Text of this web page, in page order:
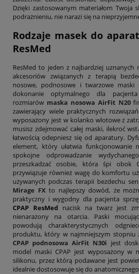
Dzięki zastosowanym materiałom Twoja
podrażnieniu, nie narazi się na
Rodzaje masek do
ResMed
ResMed to jeden z najbardziej
akcesoriów związanych z terapią
nosowe, podnosowe i twarzowe maski
dokonanie optymalnego dla
rozmiarów maska nosowa AirFit N20
zawierający wiele praktycznych
wyposażony jest w kolanko wlotowe z
musisz zdejmować całej maski, ilekroć
łatwością odepniesz się od aparatury.
element, który ułatwia funkcjonowanie
spokojne odprowadzanie
przeszkadzać osobie, która śpi obok
przywiązuje również wagę do komfortu
używanych podczas terapii bezdechu
Mirage FXto najlepszy dowód, że
praktyczny i wygodny dla pacjenta
CPAP ResMednacisk na twarz jest
nienarażony na otarcia. Paski
powodują charakterystycznych
produktu, który w najmniejszym stopniu
CPAP podnosowa AirFit N30i jest
model maski CPAP jest wyposażony w
silikonu, przez którą podawane jest
idealnie dostosowuje się do anatomicznego